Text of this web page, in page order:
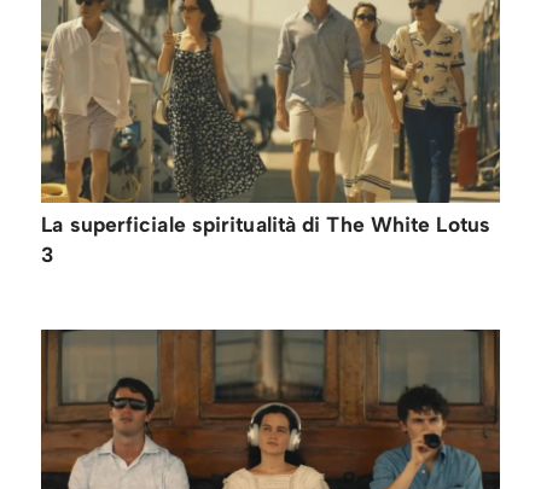
La superficiale spiritualità di The White Lotus
3